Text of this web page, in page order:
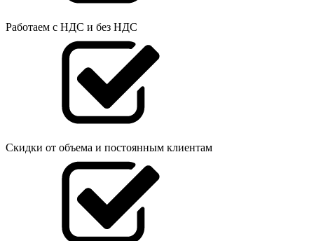
Работаем с НДС и без НДС
Скидки от объема и постоянным клиентам